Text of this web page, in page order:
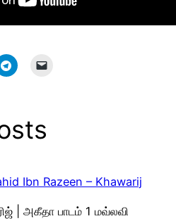
Ibn Razeen – Khawarij
| அகீதா பாடம் 1 மவ்லவி